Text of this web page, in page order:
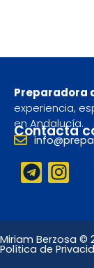
Preparadora
experiencia,
en Andalucía.
Contacta
T
e
e
g
r
I
n
t
a
g
Miriam Berzosa ©
Política de